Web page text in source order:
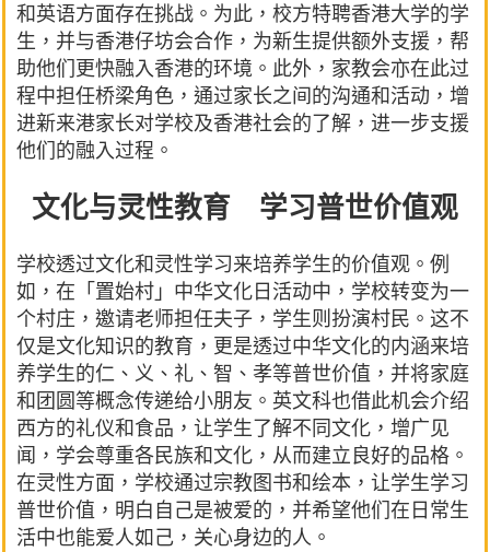
和英语方面存在挑战。为此，校方特聘香港大学的学
生，并与香港仔坊会合作，为新生提供额外支援，帮
助他们更快融入香港的环境。此外，家教会亦在此过
程中担任桥梁角色，通过家长之间的沟通和活动，增
进新来港家长对学校及香港社会的了解，进一步支援
他们的融入过程。
文化与灵性教育 学习普世价值观
学校透过文化和灵性学习来培养学生的价值观。例
如，在「置始村」中华文化日活动中，学校转变为一
个村庄，邀请老师担任夫子，学生则扮演村民。这不
仅是文化知识的教育，更是透过中华文化的内涵来培
养学生的仁、义、礼、智、孝等普世价值，并将家庭
和团圆等概念传递给小朋友。英文科也借此机会介绍
西方的礼仪和食品，让学生了解不同文化，增广见
闻，学会尊重各民族和文化，从而建立良好的品格。
在灵性方面，学校通过宗教图书和绘本，让学生学习
普世价值，明白自己是被爱的，并希望他们在日常生
活中也能爱人如己，关心身边的人。